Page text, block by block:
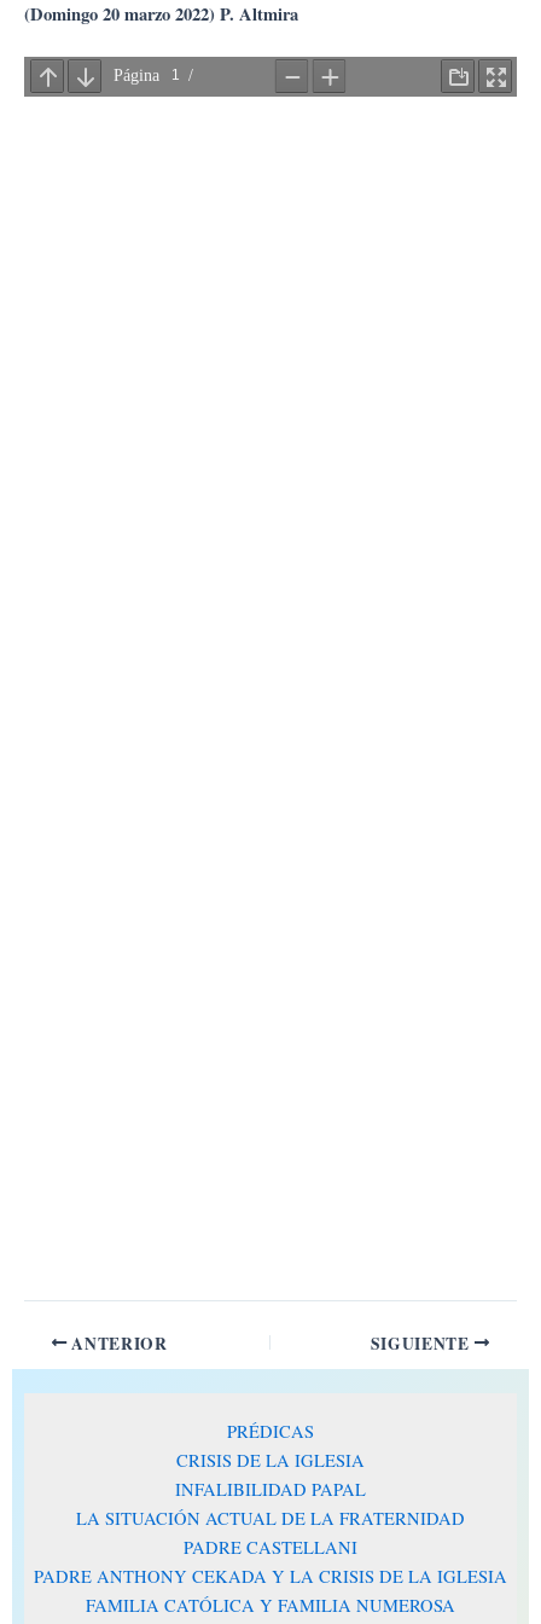
contenido
(Domingo 20 marzo 2022) P. Altmira
ANTERIOR SIGUIENTE
PRÉDICAS
CRISIS DE LA IGLESIA
INFALIBILIDAD PAPAL
LA SITUACIÓN ACTUAL DE LA FRATERNIDAD
PADRE CASTELLANI
PADRE ANTHONY CEKADA Y LA CRISIS DE LA IGLESIA
FAMILIA CATÓLICA Y FAMILIA NUMEROSA